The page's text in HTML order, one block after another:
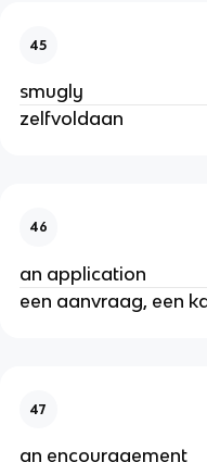
45
smugly
zelfvoldaan
46
an application
een aanvraag, een
47
an encouragement